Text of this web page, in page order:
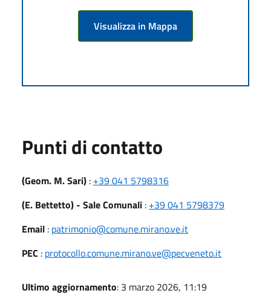
Visualizza in Mappa
Punti di contatto
(Geom. M. Sari) : +39 041 5798316
(E. Bettetto) - Sale Comunali : +39 041 5798379
Email : patrimonio@comune.mirano.ve.it
PEC : protocollo.comune.mirano.ve@pecveneto.it
Ultimo aggiornamento: 3 marzo 2026, 11:19